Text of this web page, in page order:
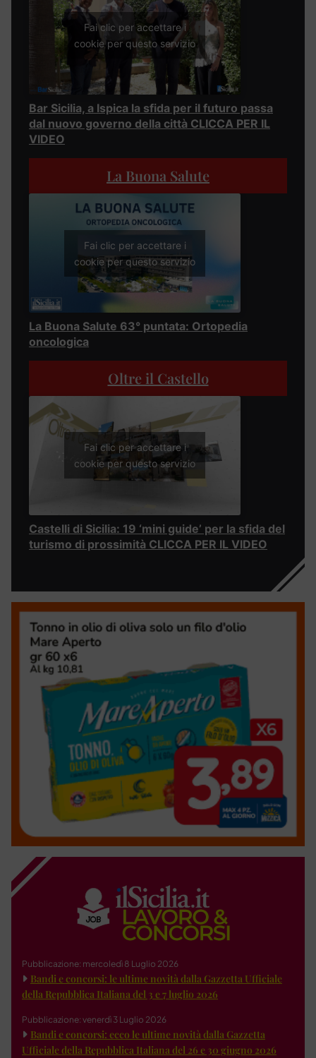
Fai clic per accettare i
cookie per questo servizio
Bar Sicilia, a Ispica la sfida per il futuro passa
dal nuovo governo della città CLICCA PER IL
VIDEO
La Buona Salute
Fai clic per accettare i
cookie per questo servizio
La Buona Salute 63° puntata: Ortopedia
oncologica
Oltre il Castello
Fai clic per accettare i
cookie per questo servizio
Castelli di Sicilia: 19 ‘mini guide’ per la sfida del
turismo di prossimità CLICCA PER IL VIDEO
Pubblicazione: mercoledì 8 Luglio 2026
Bandi e concorsi: le ultime novità dalla Gazzetta Ufficiale
della Repubblica Italiana del 3 e 7 luglio 2026
Pubblicazione: venerdì 3 Luglio 2026
Bandi e concorsi: ecco le ultime novità dalla Gazzetta
Ufficiale della Repubblica Italiana del 26 e 30 giugno 2026